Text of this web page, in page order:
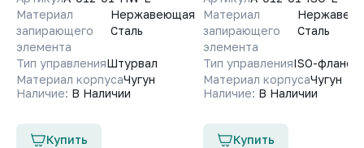
Материал
запирающего
элемента
Нержавеющая
Сталь
Тип управленияШтурвал
Материал корпусаЧугун
Наличие: В Наличии
Купить
Материал
запирающего
элемента
Сталь
Тип управленияISO-фланец
Материал корпусаЧугун
Наличие: В Наличии
Купить